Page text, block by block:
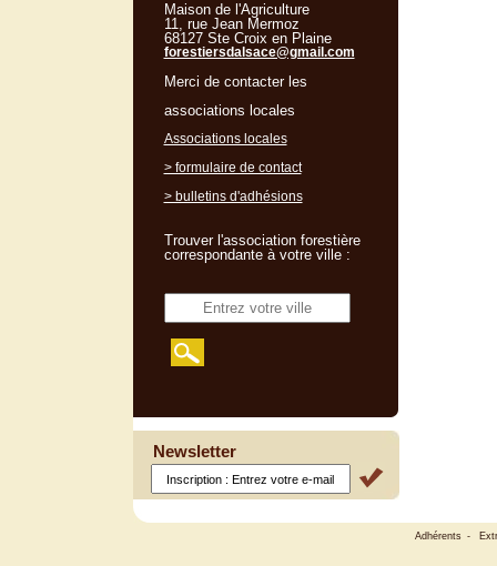
Maison de l'Agriculture
11, rue Jean Mermoz
68127 Ste Croix en Plaine
forestiersdalsace@gmail.com
Merci de contacter les
associations locales
Associations locales
> formulaire de contact
> bulletins d'adhésions
Trouver l'association forestière
correspondante à votre ville :
Newsletter
Adhérents -